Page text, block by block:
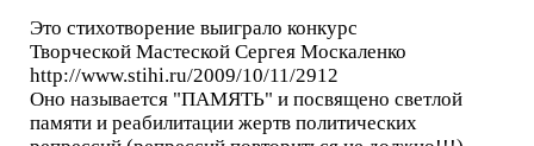
Это стихотворение выиграло конкурс
Творческой Мастеской Сергея Москаленко
http://www.stihi.ru/2009/10/11/2912
Оно называется "ПАМЯТЬ" и посвящено светлой
памяти и реабилитации жертв политических